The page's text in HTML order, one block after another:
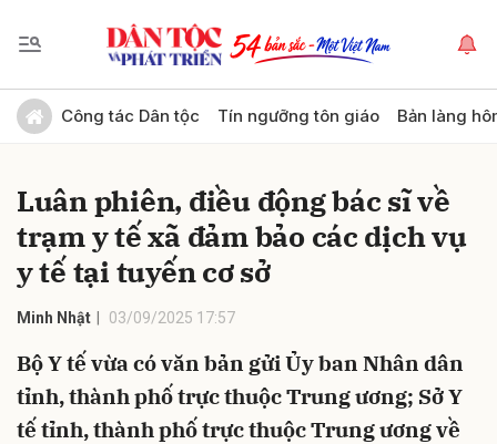
Công tác Dân tộc Tín ngưỡng tôn giáo Bản làng
Luân phiên, điều động bác sĩ về
trạm y tế xã đảm bảo các dịch vụ
y tế tại tuyến cơ sở
Minh Nhật 03/09/2025 17:57
Bộ Y tế vừa có văn bản gửi Ủy ban Nhân dân
tỉnh, thành phố trực thuộc Trung ương; Sở Y
tế tỉnh, thành phố trực thuộc Trung ương về
Gửi bình luận